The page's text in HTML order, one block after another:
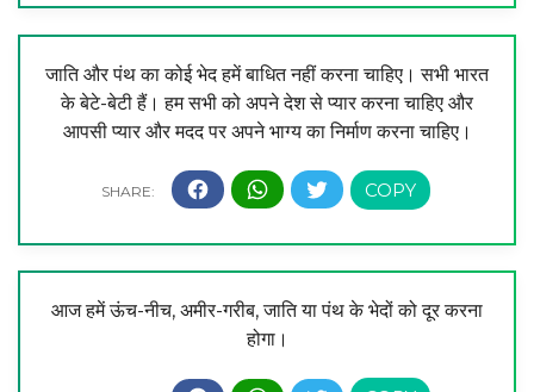
जाति और पंथ का कोई भेद हमें बाधित नहीं करना चाहिए। सभी भारत
के बेटे-बेटी हैं। हम सभी को अपने देश से प्यार करना चाहिए और
आपसी प्यार और मदद पर अपने भाग्य का निर्माण करना चाहिए।
आज हमें ऊंच-नीच, अमीर-गरीब, जाति या पंथ के भेदों को दूर करना
होगा।